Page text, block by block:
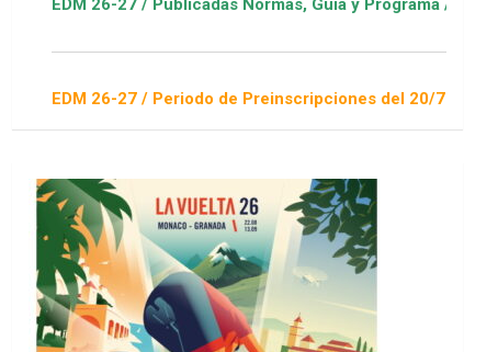
Normas, Guía y Programa / ver Escuelas Deportivas
de Preinscripciones del 20/7 al 16/8 / Sorteo 1 de